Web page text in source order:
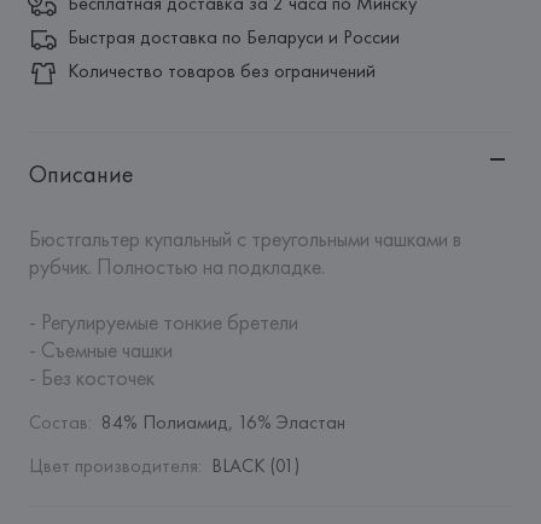
Быстрая доставка по Беларуси и России
Количество товаров без ограничений
Описание
Бюстгальтер купальный с треугольными чашками в
рубчик. Полностью на подкладке.
- Регулируемые тонкие бретели
- Съемные чашки
- Без косточек
Состав: 84% Полиамид, 16% Эластан
Цвет производителя: BLACK (01)